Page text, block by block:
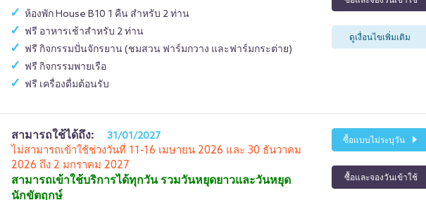
ห้องพัก House B10 1 คืน สำหรับ 2 ท่าน
ฟรี อาหารเช้าสำหรับ 2 ท่าน
ฟรี กิจกรรมปั่นจักรยาน (ชมสวน ฟาร์มกวาง และฟาร์มกระต่าย)
ฟรี กิจกรรมพายเรือ
ฟรี เครื่องดื่มต้อนรับ
ดูเงื่อนไขเพิ่มเติม
สามารถใช้ได้ถึง: 31/01/2027
ไม่สามารถเข้าใช้ช่วงวันที่ 11-16 เมษายน 2026 และ 30 ธันวาคม
2026 ถึง 2 มกราคม 2027
สามารถเข้าใช้บริการได้ทุกวัน รวมวันหยุดยาวและวันหยุด
นักขัตฤกษ์
ซื้อแบบไม่ระบุวัน
ซื้อและจองวันเข้าใช้